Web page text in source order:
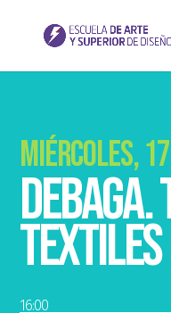
Miércoles,
textiles
16:00